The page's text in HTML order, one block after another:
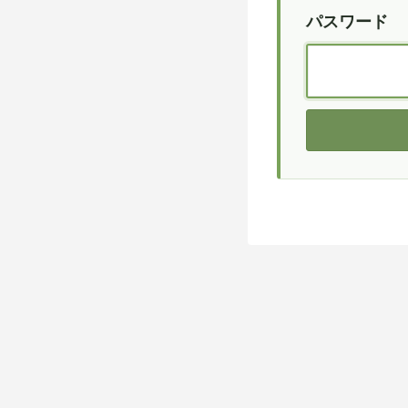
パスワード